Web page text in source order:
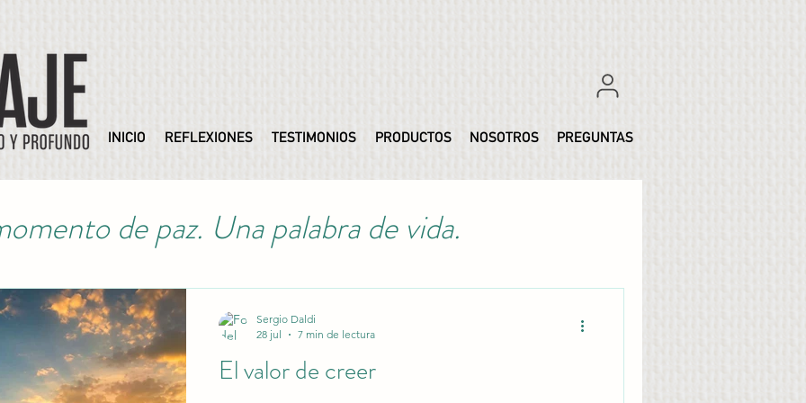
INICIO REFLEXIONES TESTIMONIOS PRODUCTOS NOSOTROS PREGUNTAS
de paz. Una palabra de vida.
El valor de creer
Sergio Daldi
28 jul
7 min de lectura